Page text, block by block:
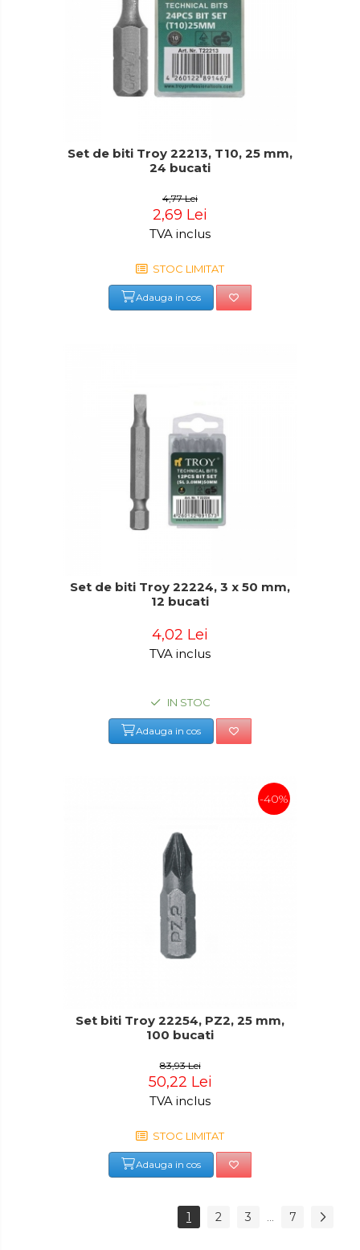
Set de biti Troy 22213, T10, 25 mm,
24 bucati
4,77 Lei
2,69 Lei
TVA inclus
STOC LIMITAT
Adauga in cos
Set de biti Troy 22224, 3 x 50 mm,
12 bucati
4,02 Lei
TVA inclus
IN STOC
Adauga in cos
-40%
Set biti Troy 22254, PZ2, 25 mm,
100 bucati
83,93 Lei
50,22 Lei
TVA inclus
STOC LIMITAT
Adauga in cos
1 2 3 7